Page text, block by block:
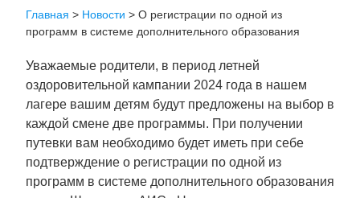
Главная > Новости > О регистрации по одной из
программ в системе дополнительного образования
Уважаемые родители, в период летней
оздоровительной кампании 2024 года в нашем
лагере вашим детям будут предложены на выбор в
каждой смене две программы. При получении
путевки вам необходимо будет иметь при себе
подтверждение о регистрации по одной из
программ в системе дополнительного образования